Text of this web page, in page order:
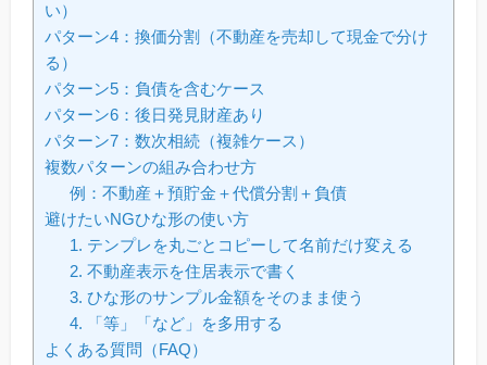
い）
パターン4：換価分割（不動産を売却して現金で分け
る）
パターン5：負債を含むケース
パターン6：後日発見財産あり
パターン7：数次相続（複雑ケース）
複数パターンの組み合わせ方
例：不動産＋預貯金＋代償分割＋負債
避けたいNGひな形の使い方
1. テンプレを丸ごとコピーして名前だけ変える
2. 不動産表示を住居表示で書く
3. ひな形のサンプル金額をそのまま使う
4. 「等」「など」を多用する
よくある質問（FAQ）